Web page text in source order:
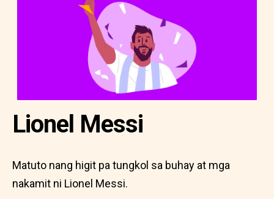
Lionel Messi
Matuto nang higit pa tungkol sa buhay at mga
nakamit ni Lionel Messi.